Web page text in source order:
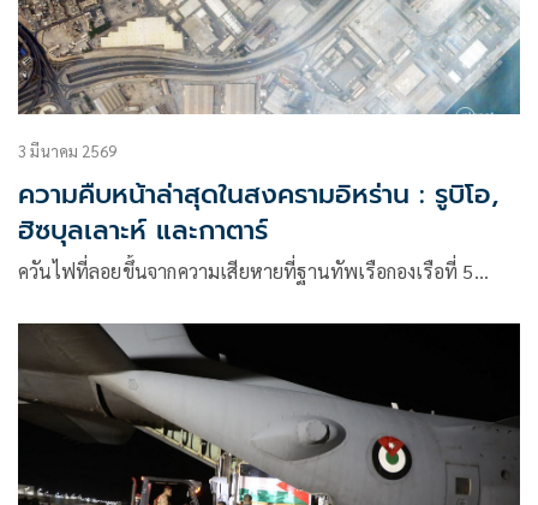
3 มีนาคม 2569
ความคืบหน้าล่าสุดในสงครามอิหร่าน : รูบิโอ,
ฮิซบุลเลาะห์ และกาตาร์
ควันไฟที่ลอยขึ้นจากความเสียหายที่ฐานทัพเรือกองเรือที่ 5…